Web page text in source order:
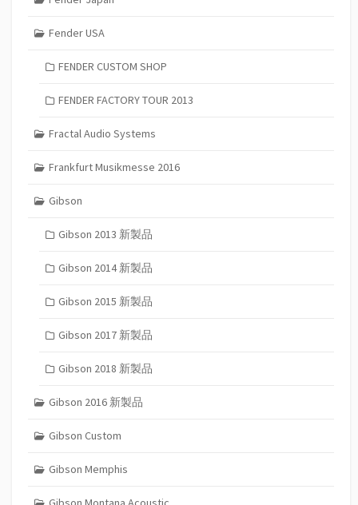
Fender USA
FENDER CUSTOM SHOP
FENDER FACTORY TOUR 2013
Fractal Audio Systems
Frankfurt Musikmesse 2016
Gibson
Gibson 2013 新製品
Gibson 2014 新製品
Gibson 2015 新製品
Gibson 2017 新製品
Gibson 2018 新製品
Gibson 2016 新製品
Gibson Custom
Gibson Memphis